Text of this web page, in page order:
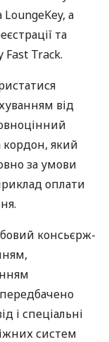
а
та
Fast Track.
від
кордон, який
за умови
оплати
консьєрж-
і спеціальні
систем